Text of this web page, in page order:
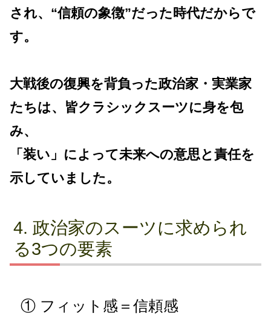
され、“信頼の象徴”だった時代だからで
す。
大戦後の復興を背負った政治家・実業家
たちは、皆クラシックスーツに身を包
み、
「装い」によって未来への意思と責任を
示していました。
政治家のスーツに求められ
る3つの要素
① フィット感＝信頼感